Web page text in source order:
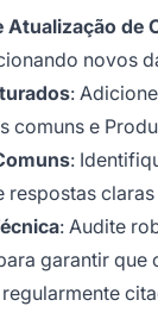
Atualização de
novos
:
comuns e
:
: Audite
garantir que
regularmente